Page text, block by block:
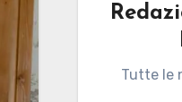
Tutte le